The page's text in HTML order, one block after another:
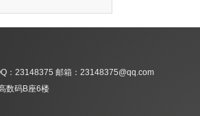
：23148375 邮箱：23148375@qq.com
数码B座6楼